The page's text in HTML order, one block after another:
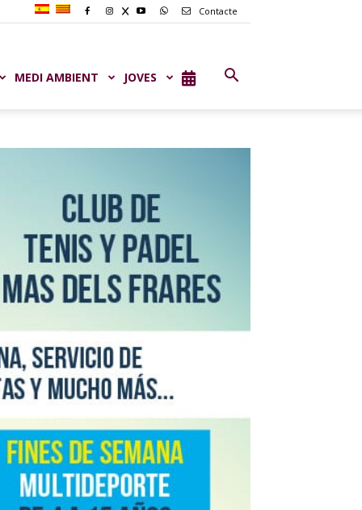
Contacte
MEDI AMBIENT JOVES